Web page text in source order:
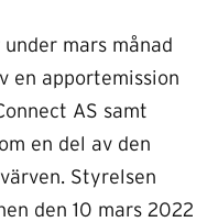
mars månad
en apportemission
AS samt
en del av den
Styrelsen
den 10 mars 2022